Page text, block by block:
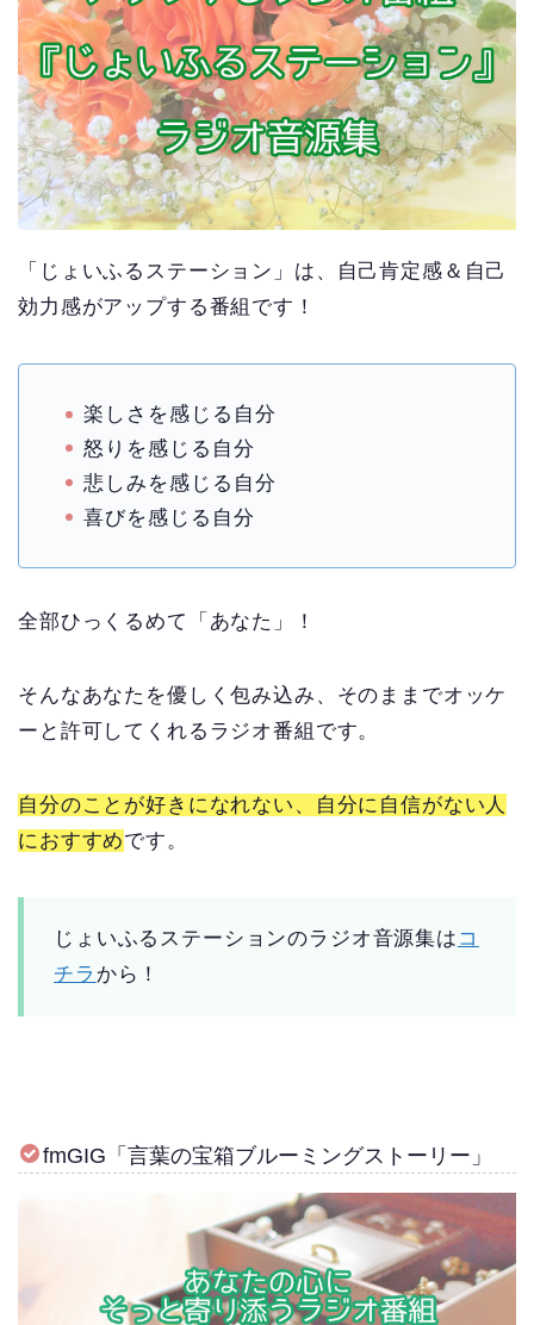
「じょいふるステーション」は、自己肯定感＆自己
効力感がアップする番組です！
楽しさを感じる自分
怒りを感じる自分
悲しみを感じる自分
喜びを感じる自分
全部ひっくるめて「あなた」！
そんなあなたを優しく包み込み、そのままでオッケ
ーと許可してくれるラジオ番組です。
自分のことが好きになれない、自分に自信がない人
におすすめです。
じょいふるステーションのラジオ音源集は コ
チラ から！
fmGIG「言葉の宝箱ブルーミングストーリー」